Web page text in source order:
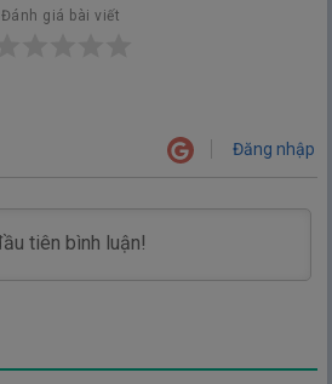
Đánh giá bài viết
Đăng nhập